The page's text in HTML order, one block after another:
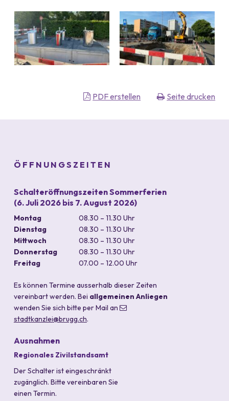
PDF erstellen Seite drucken
ÖFFNUNGSZEITEN
Schalteröffnungszeiten Sommerferien
(6. Juli 2026 bis 7. August 2026)
Wochentag Vormittag Nachmittag
Montag
08.30 – 11.30 Uhr
Dienstag
08.30 – 11.30 Uhr
Mittwoch
08.30 – 11.30 Uhr
Donnerstag
08.30 – 11.30 Uhr
Freitag
07.00 – 12.00 Uhr
Es können Termine ausserhalb dieser Zeiten
vereinbart werden. Bei allgemeinen Anliegen
wenden Sie sich bitte per Mail an
stadtkanzlei@brugg.ch.
Ausnahmen
Regionales Zivilstandsamt
Der Schalter ist eingeschränkt
zugänglich. Bitte vereinbaren Sie
einen Termin.